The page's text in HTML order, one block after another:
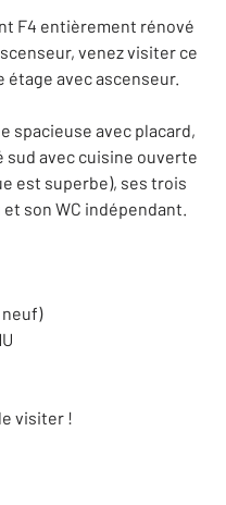
F4 entièrement rénové
venez visiter ce
étage avec ascenseur.
spacieuse avec placard,
sud avec cuisine ouverte
est superbe), ses trois
son WC indépendant.
visiter !